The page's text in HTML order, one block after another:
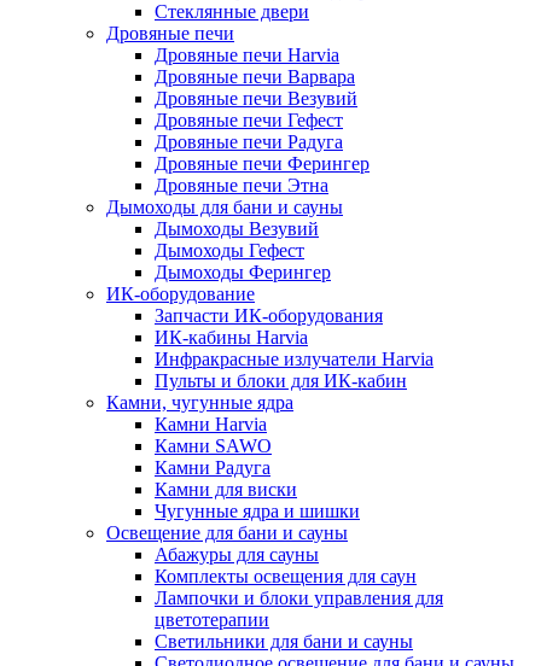
Стеклянные двери
Дровяные печи
Дровяные печи Harvia
Дровяные печи Варвара
Дровяные печи Везувий
Дровяные печи Гефест
Дровяные печи Радуга
Дровяные печи Ферингер
Дровяные печи Этна
Дымоходы для бани и сауны
Дымоходы Везувий
Дымоходы Гефест
Дымоходы Ферингер
ИК-оборудование
Запчасти ИК-оборудования
ИК-кабины Harvia
Инфракрасные излучатели Harvia
Пульты и блоки для ИК-кабин
Камни, чугунные ядра
Камни Harvia
Камни SAWO
Камни Радуга
Камни для виски
Чугунные ядра и шишки
Освещение для бани и сауны
Абажуры для сауны
Комплекты освещения для саун
Лампочки и блоки управления для
цветотерапии
Светильники для бани и сауны